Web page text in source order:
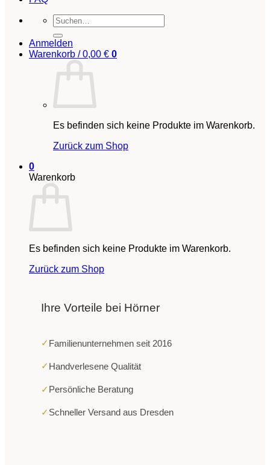
Suchen
nach:
Anmelden
Warenkorb /0,00 € 0
Es befinden sich keine Produkte im Warenkorb.
Zurück zum Shop
0
Warenkorb
Es befinden sich keine Produkte im Warenkorb.
Zurück zum Shop
Ihre Vorteile bei Hörner
✓ Familienunternehmen seit 2016
✓ Handverlesene Qualität
✓ Persönliche Beratung
✓ Schneller Versand aus Dresden